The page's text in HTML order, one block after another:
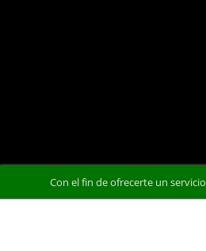
Con el fin de ofrecerte un